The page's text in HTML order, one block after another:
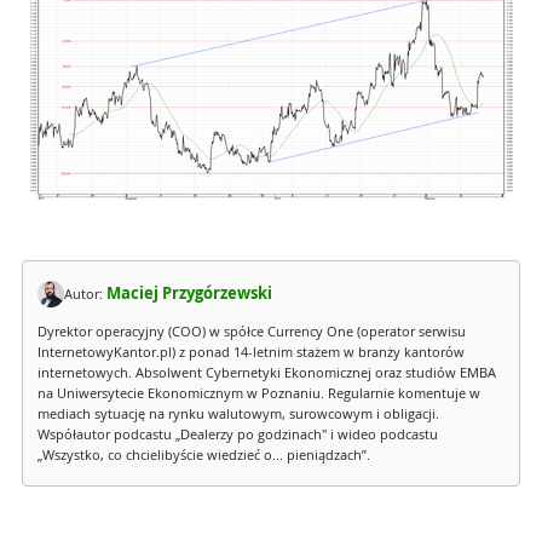
Autor: Maciej Przygórzewski
Dyrektor operacyjny (COO) w spółce Currency One (operator serwisu
InternetowyKantor.pl) z ponad 14-letnim stażem w branży kantorów
internetowych. Absolwent Cybernetyki Ekonomicznej oraz studiów EMBA
na Uniwersytecie Ekonomicznym w Poznaniu. Regularnie komentuje w
mediach sytuację na rynku walutowym, surowcowym i obligacji.
Współautor podcastu „Dealerzy po godzinach" i wideo podcastu
„Wszystko, co chcielibyście wiedzieć o... pieniądzach”.